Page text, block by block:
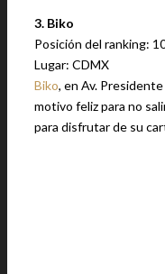
3. Biko
Posición del ranking:
Lugar: CDMX
Biko, en Av.
motivo feliz para no
para disfrutar de su